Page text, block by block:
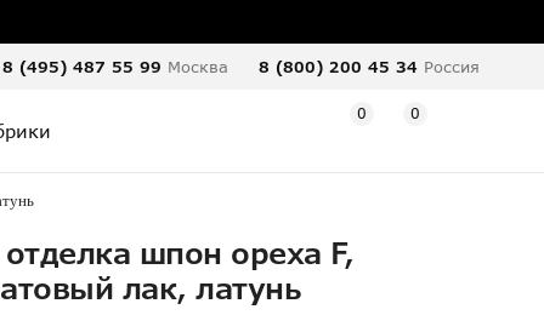
8 (495) 487 55 99 Москва 8 (800) 200 45 34 Россия
0 0
шпон ореха F,
лак, латунь